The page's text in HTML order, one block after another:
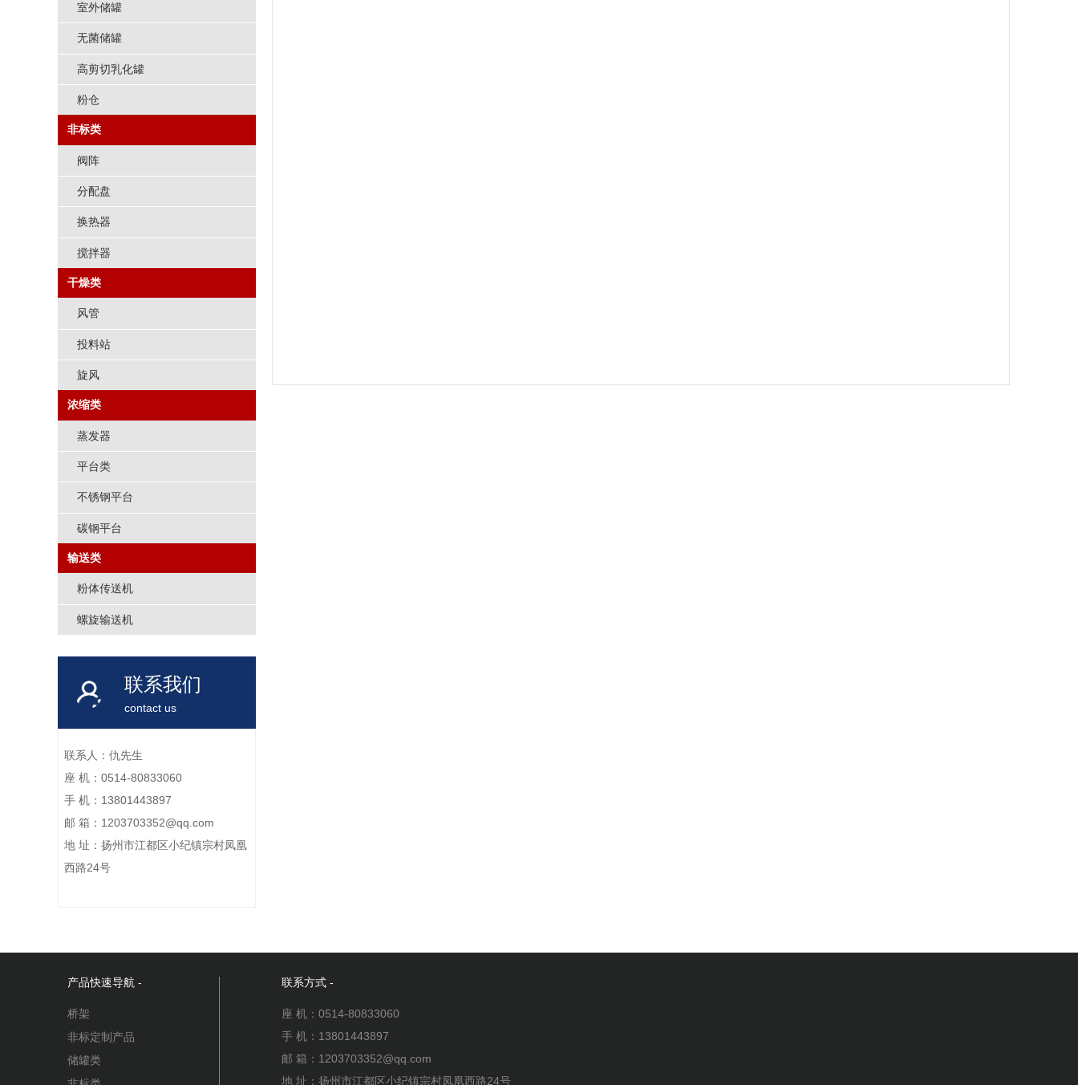
室外储罐
无菌储罐
高剪切乳化罐
粉仓
非标类
阀阵
分配盘
换热器
搅拌器
干燥类
风管
投料站
旋风
浓缩类
蒸发器
平台类
不锈钢平台
碳钢平台
输送类
粉体传送机
螺旋输送机
联系我们
contact us
联系人：仇先生
座 机：0514-80833060
手 机：13801443897
邮 箱：1203703352@qq.com
地 址：扬州市江都区小纪镇宗村凤凰
西路24号
产品快速导航 -
桥架
非标定制产品
储罐类
联系方式 -
座 机：0514-80833060
手 机：13801443897
邮 箱：1203703352@qq.com
地 址：扬州市江都区小纪镇宗村凤凰西路24号